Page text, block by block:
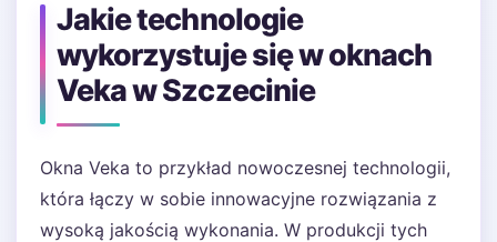
Jakie technologie
wykorzystuje się w oknach
Veka w Szczecinie
Okna Veka to przykład nowoczesnej technologii,
która łączy w sobie innowacyjne rozwiązania z
wysoką jakością wykonania. W produkcji tych